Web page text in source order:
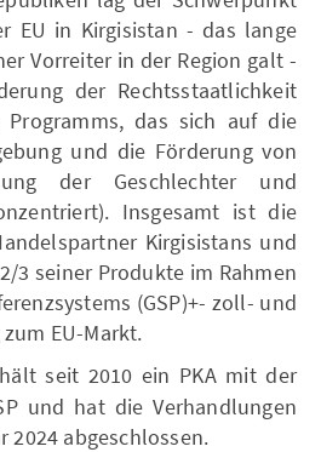
EU in Kirgisistan - das lange
Vorreiter in der Region galt -
der Rechtsstaatlichkeit
Programms, das sich auf die
und die Förderung von
der Geschlechter und
Insgesamt ist die
Kirgisistans und
3 seiner Produkte im Rahmen
(GSP)+- zoll- und
EU-Markt.
seit 2010 ein PKA mit der
und hat die Verhandlungen
2024 abgeschlossen.